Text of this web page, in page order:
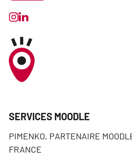
SERVICES MOODLE
PIMENKO, PARTENAIRE
FRANCE